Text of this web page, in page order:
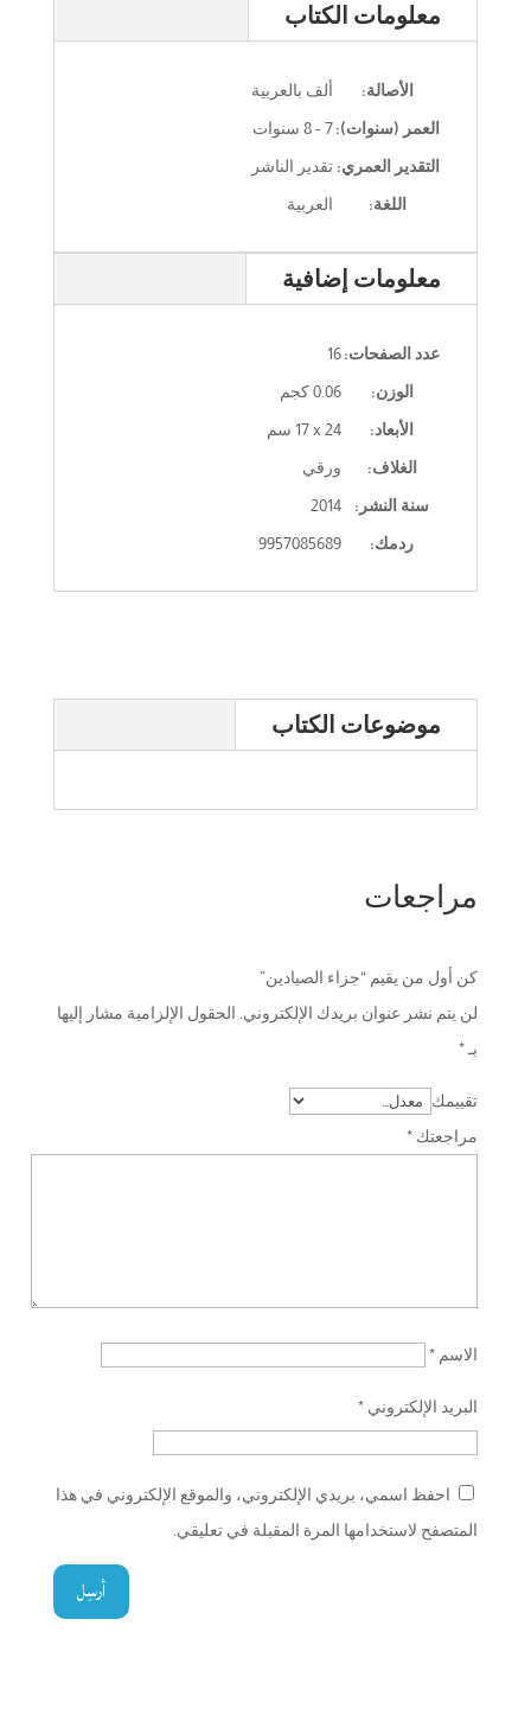
معلومات إضافية
عدد الصفحات:16
الوزن:
0.06 كجم
الأبعاد:
‎17 x 24‎ سم
الغلاف:
ورقي
سنة النشر:
2014
ردمك:
9957085689
معلومات الكتاب
الأصالة:
ألف بالعربية
العمر (سنوات):7 - 8 سنوات
التقدير العمري: تقدير الناشر
اللغة:
العربية
موضوعات الكتاب
مراجعات
كن أول من يقيم “جزاء الصيادين”
لن يتم نشر عنوان بريدك الإلكتروني. الحقول الإلزامية مشار إليها
بـ*
تقييمك
مراجعتك *
الاسم *
البريد الإلكتروني *
احفظ اسمي، بريدي الإلكتروني، والموقع الإلكتروني في هذا
المتصفح لاستخدامها المرة المقبلة في تعليقي.
أرسِل